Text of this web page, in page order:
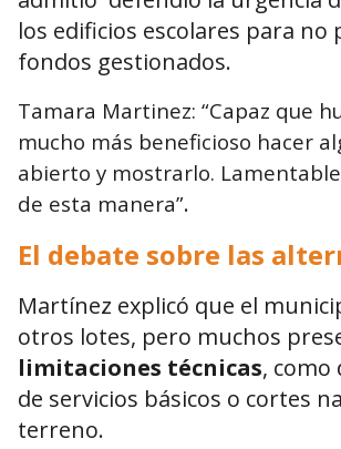
los edificios escolares para no
fondos gestionados.
Tamara Martinez: “Capaz que
mucho más beneficioso hacer
abierto y mostrarlo.
de esta manera”.
El debate sobre las
Martínez explicó que el
otros lotes, pero muchos
limitaciones técnicas, como
de servicios básicos o cortes
terreno.